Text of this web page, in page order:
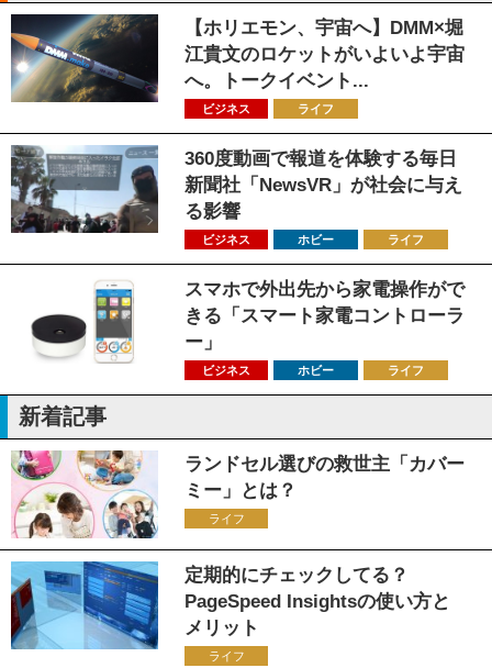
【ホリエモン、宇宙へ】DMM×堀
江貴文のロケットがいよいよ宇宙
へ。トークイベント...
ビジネス ライフ
360度動画で報道を体験する毎日
新聞社「NewsVR」が社会に与え
る影響
ビジネス ホビー ライフ
スマホで外出先から家電操作がで
きる「スマート家電コントローラ
ー」
ビジネス ホビー ライフ
新着記事
ランドセル選びの救世主「カバー
ミー」とは？
ライフ
定期的にチェックしてる？
PageSpeed Insightsの使い方と
メリット
ライフ